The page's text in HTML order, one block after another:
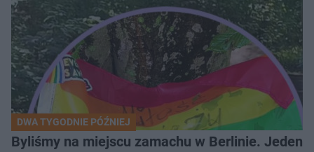
DWA TYGODNIE PÓŹNIEJ
Byliśmy na miejscu zamachu w Berlinie. Jeden